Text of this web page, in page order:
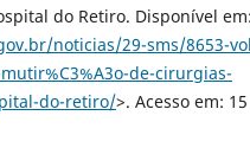
do Retiro. Disponível em:
noticias/29-sms/8653-
de-cirurgias-
do-retiro/>. Acesso em: